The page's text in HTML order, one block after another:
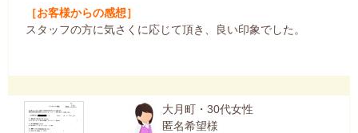
［お客様からの感想］
スタッフの方に気さくに応じて頂き、良い印象でした。
大月町・30代女性
匿名希望様